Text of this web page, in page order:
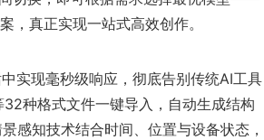
，真正实现一站式高效创作。
实现毫秒级响应，彻底告别传统AI工具
种格式文件一键导入，自动生成结构
感知技术结合时间、位置与设备状态，